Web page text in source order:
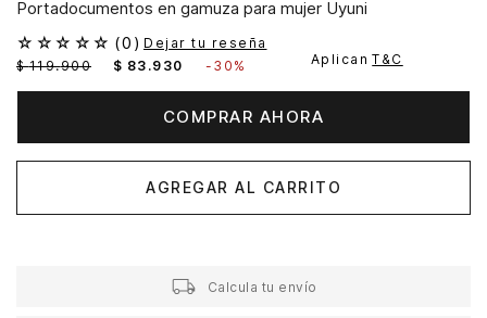
Portadocumentos en gamuza para mujer Uyuni
☆ ☆ ☆ ☆ ☆ (0 ) Dejar tu reseña
$ 119.900 $ 83 .930 - 30% Aplican T&C
COMPRAR AHORA
AGREGAR AL CARRITO
Calcula tu envío